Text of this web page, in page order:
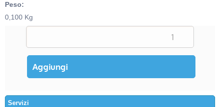
Peso:
0,100 Kg
Servizi